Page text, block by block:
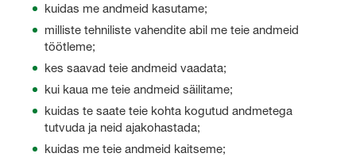
kuidas me andmeid kasutame;
milliste tehniliste vahendite abil me teie andmeid
töötleme;
kes saavad teie andmeid vaadata;
kui kaua me teie andmeid säilitame;
kuidas te saate teie kohta kogutud andmetega
tutvuda ja neid ajakohastada;
kuidas me teie andmeid kaitseme;